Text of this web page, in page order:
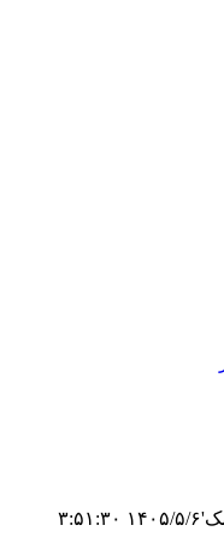
۱۴۰۵/۵/۶ ۳:۵۱:۳۰